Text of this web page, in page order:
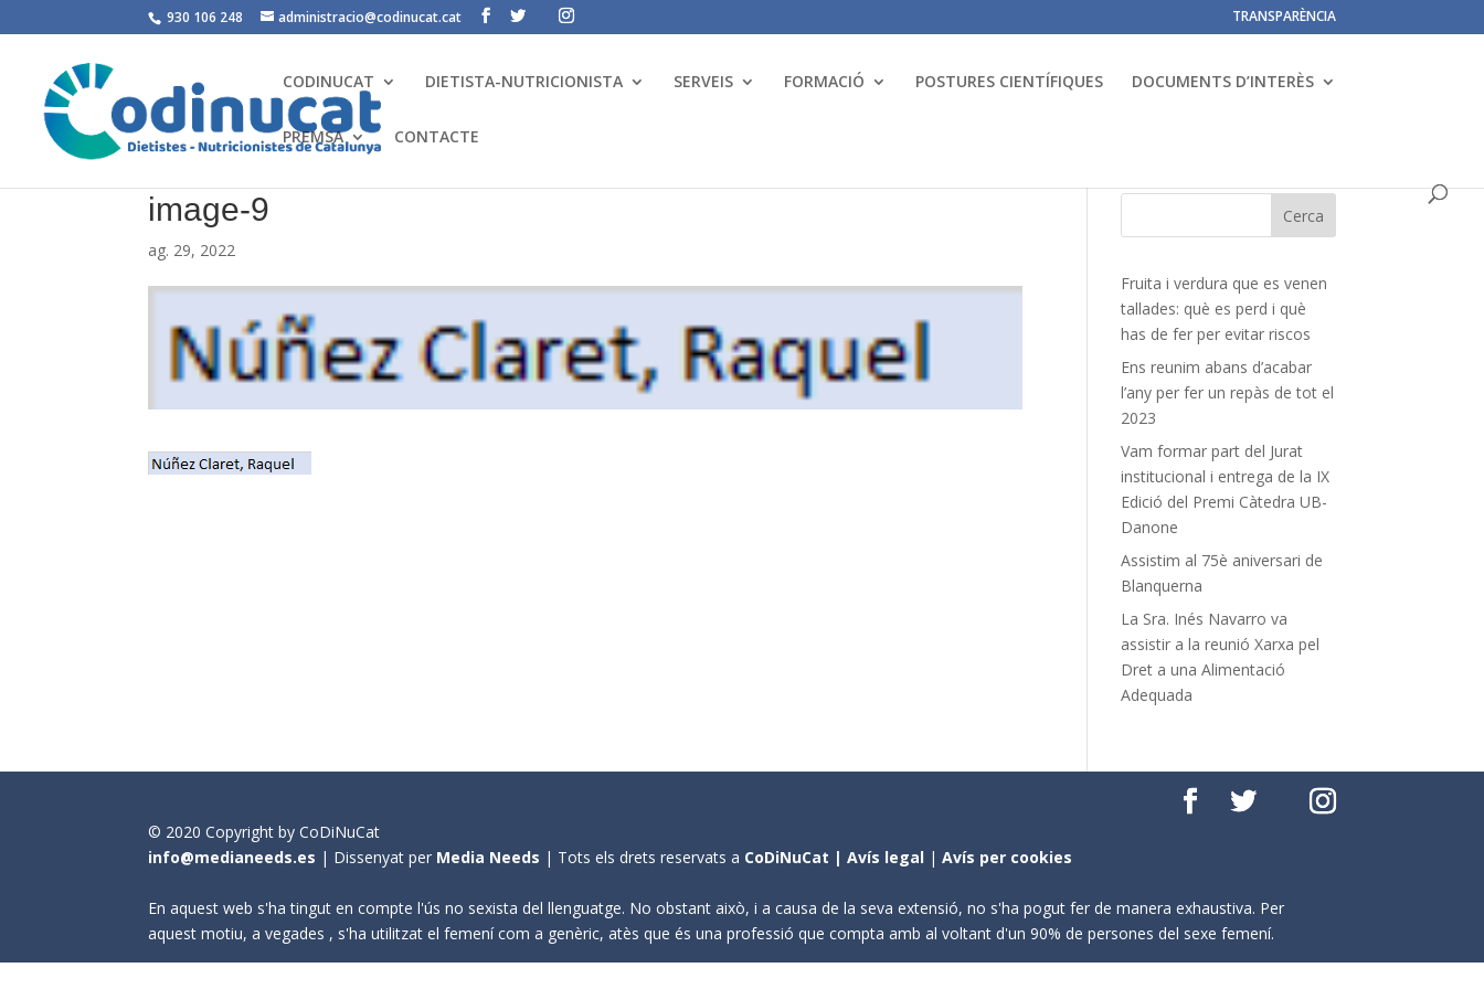
930 106 248 administracio@codinucat.cat TRANSPARÈNCIA
CODINUCAT DIETISTA-NUTRICIONISTA SERVEIS FORMACIÓ POSTURES CIENTÍFIQUES DOCUMENTS D’INTERÈS
PREMSA CONTACTE
image-9
ag. 29, 2022
Fruita i verdura que es venen
tallades: què es perd i què
has de fer per evitar riscos
Ens reunim abans d’acabar
l’any per fer un repàs de tot el
2023
Vam formar part del Jurat
institucional i entrega de la IX
Edició del Premi Càtedra UB-
Danone
Assistim al 75è aniversari de
Blanquerna
La Sra. Inés Navarro va
assistir a la reunió Xarxa pel
Dret a una Alimentació
Adequada
© 2020 Copyright by CoDiNuCat
info@medianeeds.es | Dissenyat per Media Needs | Tots els drets reservats a CoDiNuCat |Avís legal |Avís per cookies
En aquest web s'ha tingut en compte l'ús no sexista del llenguatge. No obstant això, i a causa de la seva extensió, no s'ha pogut fer de manera exhaustiva. Per
aquest motiu, a vegades , s'ha utilitzat el femení com a genèric, atès que és una professió que compta amb al voltant d'un 90% de persones del sexe femení.